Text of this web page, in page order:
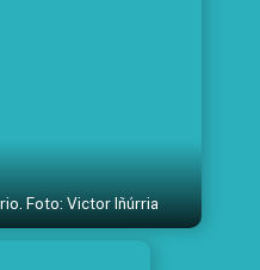
Foto: Victor Iñúrria